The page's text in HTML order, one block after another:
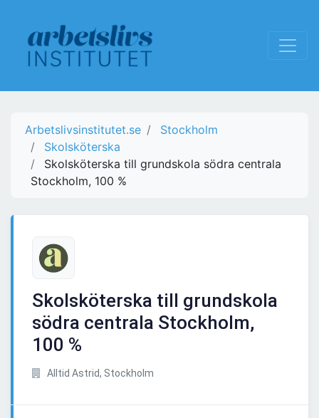
Arbetslivsinstitutet.se
Stockholm
Skolsköterska
Skolsköterska till grundskola södra centrala
Stockholm, 100 %
Skolsköterska till grundskola
södra centrala Stockholm,
100 %
Alltid Astrid, Stockholm